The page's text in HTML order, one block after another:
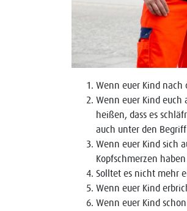
Wenn euer Kind nach
Wenn euer Kind euch
heißen, dass es
auch unter den
Wenn euer Kind sich
Kopfschmerzen
Solltet es nicht mehr
Wenn euer Kind
Wenn euer Kind